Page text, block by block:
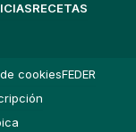
RECETAS
cookiesFEDER